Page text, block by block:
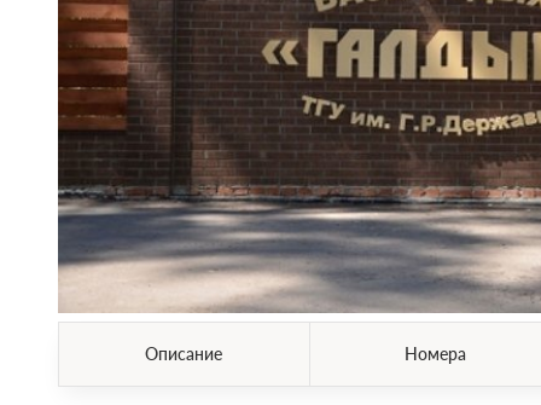
Описание Номера